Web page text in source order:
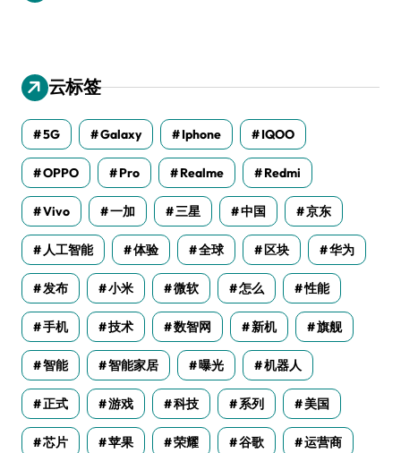
云标签
5G Galaxy Iphone IQOO
OPPO Pro Realme Redmi
Vivo 一加 三星 中国 京东
人工智能 体验 全球 区块 华为
发布 小米 微软 怎么 性能
手机 技术 数智网 新机 旗舰
智能 智能家居 曝光 机器人
正式 游戏 科技 系列 美国
芯片 苹果 荣耀 谷歌 运营商